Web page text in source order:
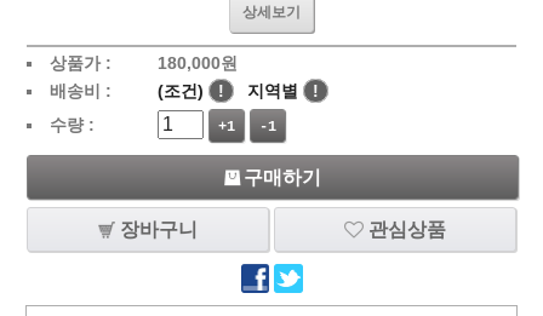
상세보기
상품가 : 180,000원
배송비 :
(조건) ! 지역별
!
수량 :
+1 -1
구매하기
장바구니 관심상품